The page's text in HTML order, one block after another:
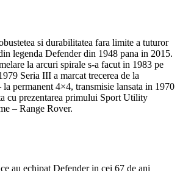
si durabilitatea fara limite a tuturor
legenda Defender din 1948 pana in 2015.
la arcuri spirale s-a facut in 1983 pe
Seria III a marcat trecerea de la
permanent 4×4, transmisie lansata in 1970
cu prezentarea primului Sport Utility
– Range Rover.
au echipat Defender in cei 67 de ani